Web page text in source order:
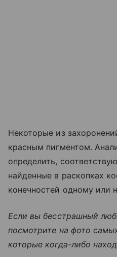
Некоторые из
красным пигментом.
определить,
найденные в раскопках
конечностей одному или
Если вы бесстрашный
посмотрите на фото
которые когда-либо